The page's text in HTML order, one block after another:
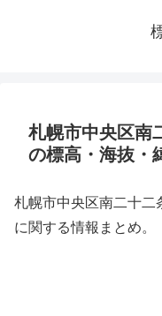
札幌市中央区南
の標高・海抜・
札幌市中央区南二十二
に関する情報まとめ。